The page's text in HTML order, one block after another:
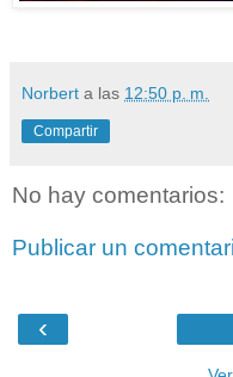
Norbert a las 12:50 p. m.
Compartir
No hay comentarios:
Publicar un
‹